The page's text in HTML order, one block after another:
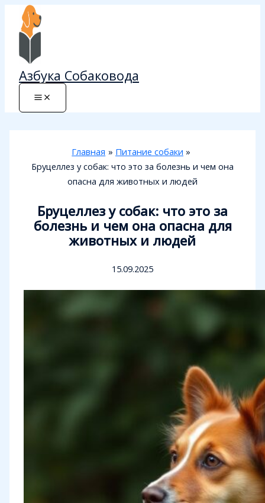
Перейти
содержимому
Азбука Собаковода
Главная
Питание собаки
Бруцеллез у собак: что это за болезнь и чем она
опасна для животных и людей
Бруцеллез у собак: что это за
болезнь и чем она опасна для
животных и людей
15.09.2025